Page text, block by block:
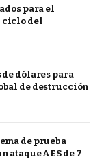
para el
ciclo del
dólares para
de destrucción
de prueba
ataque AES de 7